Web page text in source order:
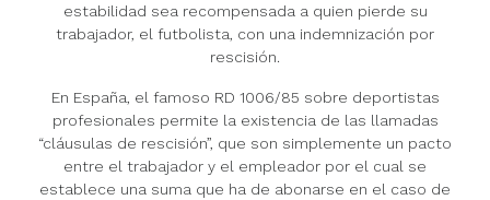
estabilidad sea recompensada a quien pierde su
trabajador, el futbolista, con una indemnización por
rescisión.
En España, el famoso RD 1006/85 sobre deportistas
profesionales permite la existencia de las llamadas
“cláusulas de rescisión”, que son simplemente un pacto
entre el trabajador y el empleador por el cual se
establece una suma que ha de abonarse en el caso de